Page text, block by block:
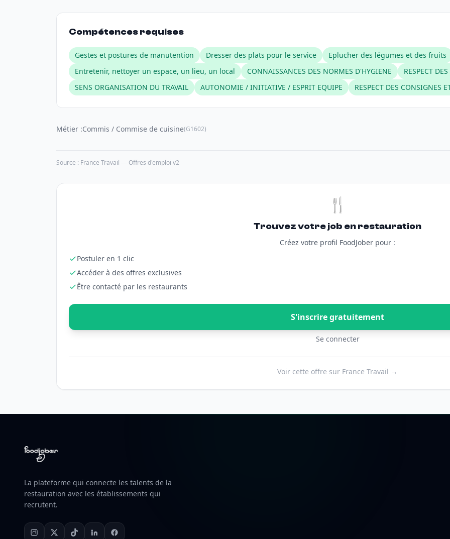
Compétences requises
Gestes et postures de manutention Dresser des plats pour le service
Eplucher des légumes et des fruits
Entretenir, nettoyer un espace, un lieu, un local
CONNAISSANCES DES NORMES D'HYGIENE
RESPECT
SENS ORGANISATION DU TRAVAIL
AUTONOMIE / INITIATIVE / ESPRIT EQUIPE RESPECT DES CONSIGNES
Métier :Commis / Commise de cuisine(G1602)
Source : France Travail — Offres d'emploi v2
🍴
Trouvez votre job en restauration
Créez votre profil FoodJober pour :
Postuler en 1 clic
Accéder à des offres exclusives
Être contacté par les restaurants
S'inscrire gratuitement
Se connecter
Voir cette offre sur France Travail →
La plateforme qui connecte les talents de la
restauration avec les établissements qui
recrutent.